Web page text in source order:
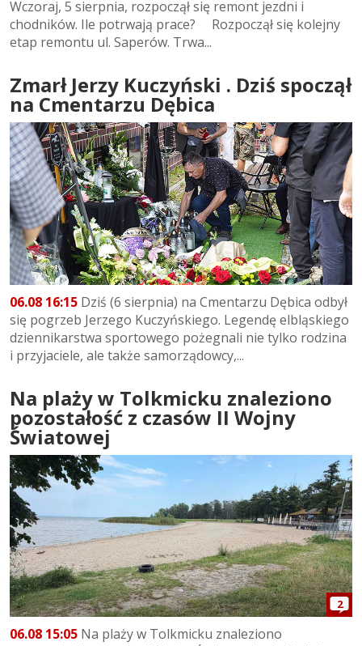
Wczoraj, 5 sierpnia, rozpoczął się remont jezdni i
chodników. Ile potrwają prace? Rozpoczął się kolejny
etap remontu ul. Saperów. Trwa...
Zmarł Jerzy Kuczyński . Dziś spoczął
na Cmentarzu Dębica
06.08 16:15 Dziś (6 sierpnia) na Cmentarzu Dębica odbył
się pogrzeb Jerzego Kuczyńskiego. Legendę elbląskiego
dziennikarstwa sportowego pożegnali nie tylko rodzina
i przyjaciele, ale także samorządowcy,...
Na plaży w Tolkmicku znaleziono
pozostałość z czasów II Wojny
Światowej
2
06.08 15:05 Na plaży w Tolkmicku znaleziono